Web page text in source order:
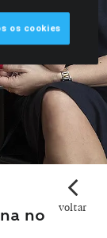
no
voltar
os cookies